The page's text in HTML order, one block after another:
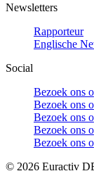
Newsletters
Rapporteur
Englische
Social
Bezoek ons
Bezoek ons
Bezoek ons
Bezoek ons
Bezoek ons
© 2026 Euractiv